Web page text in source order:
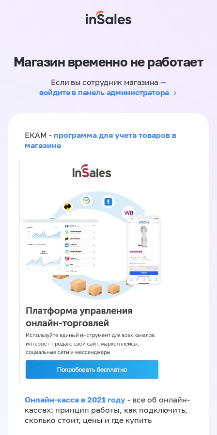
Магазин временно не работает
Если вы сотрудник магазина —
войдите в панель администратора
ЕКАМ - программа для учета товаров в
магазине
Онлайн-касса в 2021 году - все об онлайн-
кассах: принцип работы, как подключить,
сколько стоит, цены и где купить